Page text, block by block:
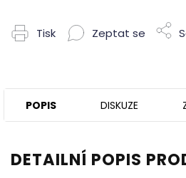
Tisk Zeptat se
POPIS DISKUZE
DETAILNÍ POPIS